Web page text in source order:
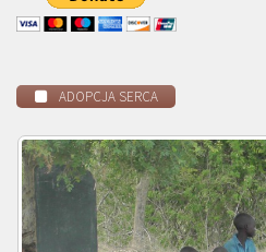
ADOPCJA SERCA